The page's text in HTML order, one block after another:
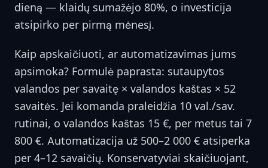
dieną — klaidų sumažėjo 80%, o investicija
atsipirko per pirmą mėnesį.
Kaip apskaičiuoti, ar automatizavimas jums
apsimoka? Formulė paprasta: sutaupytos
valandos per savaitę × valandos kaštas × 52
savaitės. Jei komanda praleidžia 10 val./sav.
rutinai, o valandos kaštas 15 €, per metus tai 7
800 €. Automatizacija už 500–2 000 € atsiperka
per 4–12 savaičių. Konservatyviai skaičiuojant,